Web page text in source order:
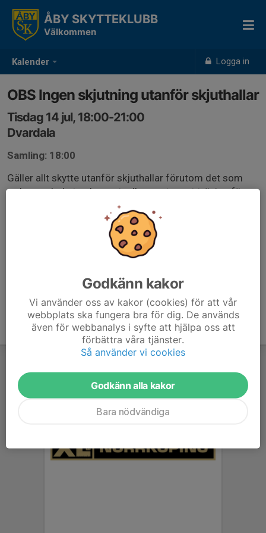
Kalender Logga in
ÅBY SKYTTEKLUBB
Välkommen
OBS Ingen skjutning utanför skjuthallar
Tisdag 14 jul, 18:00-21:00
Dvardala
Samling: 18:00
Gäller allt skytte utanför skjuthallar förutom det som
redan var bokat och eventuella event samt träning för
nationella fälttävlingar som är godkänt av banchef.
Godkänn kakor
Vi använder oss av kakor (cookies) för att vår
webbplats ska fungera bra för dig. De används
även för webbanalys i syfte att hjälpa oss att
förbättra våra tjänster.
Så använder vi cookies
Godkänn alla kakor
Bara nödvändiga